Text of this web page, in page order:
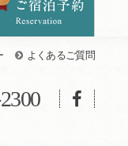
よくあるご質問